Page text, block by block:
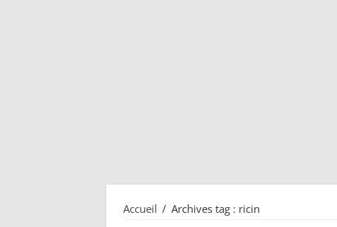
Accueil / Archives tag : ricin